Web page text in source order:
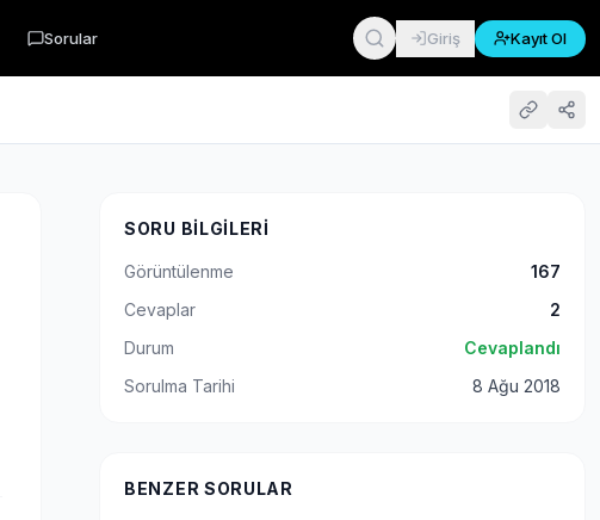
Sorular Giriş Kayıt Ol
SORU BILGILERI
Görüntülenme
167
Cevaplar
2
Durum
Cevaplandı
Sorulma Tarihi
8 Ağu 2018
BENZER SORULAR